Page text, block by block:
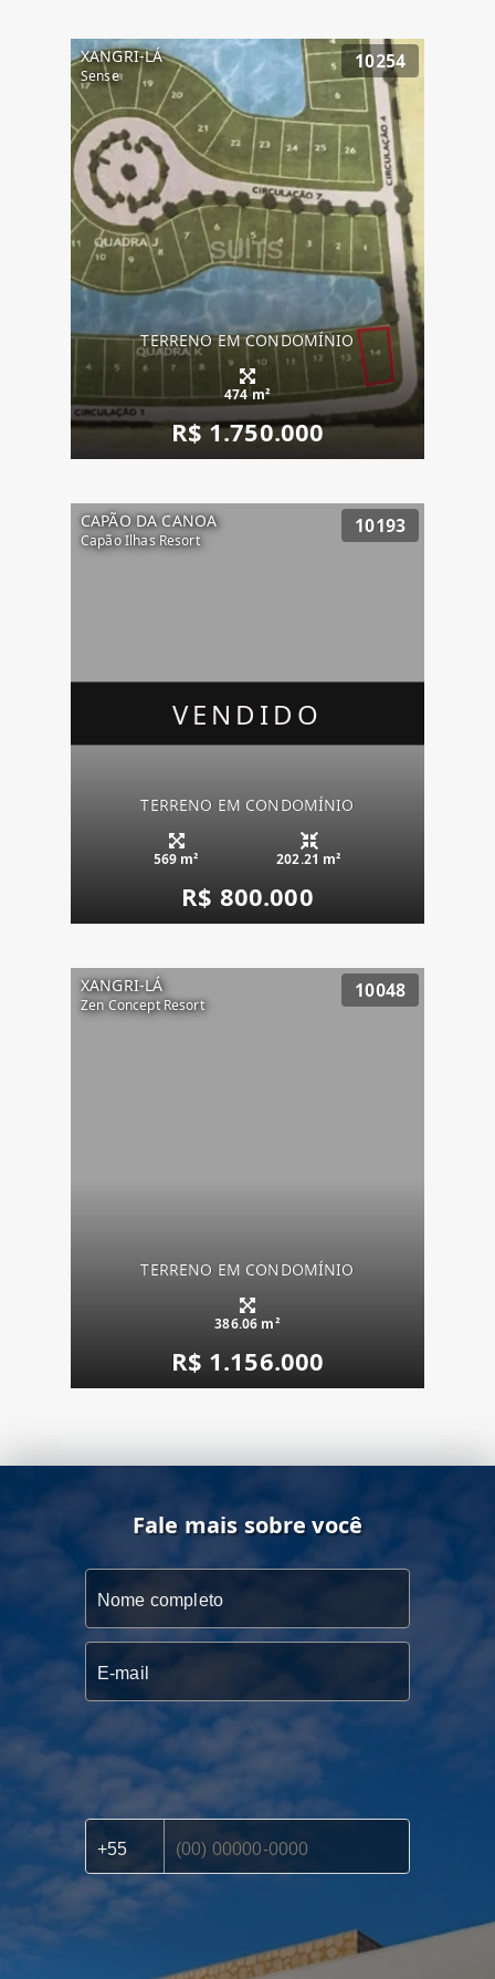
XANGRI-LÁ
Sense
10254
TERRENO EM CONDOMÍNIO
474 m²
R$ 1.750.000
VENDIDO
CAPÃO DA CANOA
Capão Ilhas Resort
10193
TERRENO EM CONDOMÍNIO
569 m² 202.21 m²
R$ 800.000
XANGRI-LÁ
Zen Concept Resort
10048
TERRENO EM CONDOMÍNIO
386.06 m²
R$ 1.156.000
Fale mais sobre você